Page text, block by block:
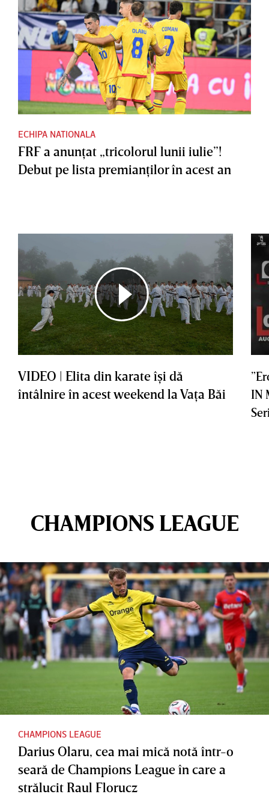
ECHIPA NATIONALA
FRF a anunţat „tricolorul lunii iulie”!
Debut pe lista premianţilor în acest an
VIDEO | Elita din karate îşi dă
întâlnire în acest weekend la Vaţa Băi
IN
CHAMPIONS LEAGUE
CHAMPIONS LEAGUE
Darius Olaru, cea mai mică notă într-o
seară de Champions League în care a
strălucit Raul Florucz